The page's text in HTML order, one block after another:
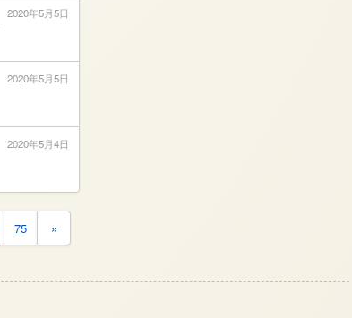
2020年5月5日
2020年5月5日
2020年5月4日
75 »